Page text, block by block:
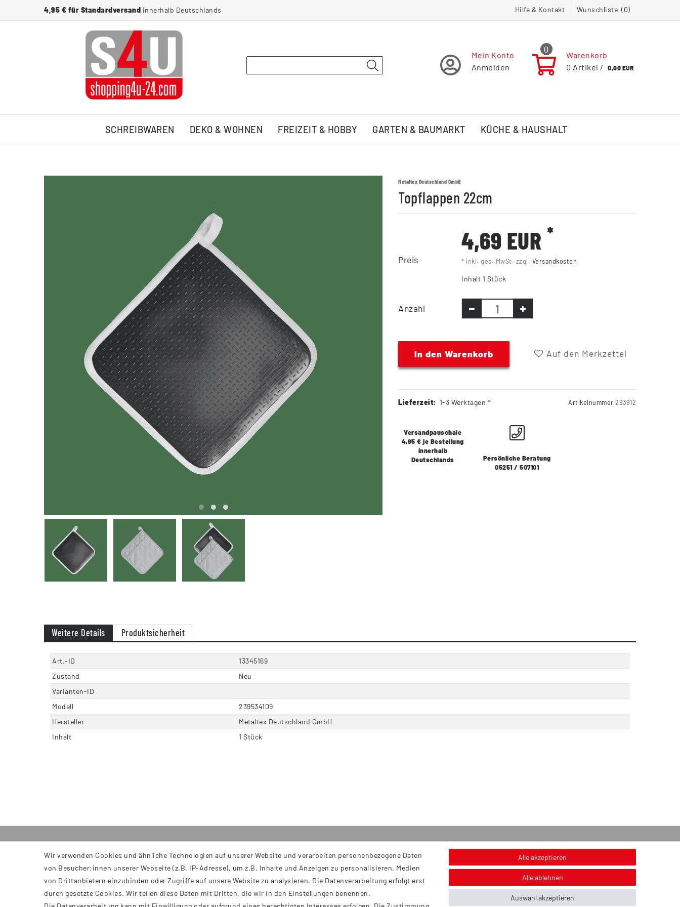
4,95 € für Standardversand innerhalb Deutschlands Hilfe & Kontakt Wunschliste (0)
Mein Konto
Anmelden
0
Warenkorb
0 Artikel / 0,00 EUR
SCHREIBWAREN DEKO & WOHNEN FREIZEIT & HOBBY GARTEN & BAUMARKT KÜCHE & HAUSHALT
Metaltex Deutschland GmbH
Topflappen 22cm
Preis
4,69 EUR *
* inkl. ges. MwSt. zzgl. Versandkosten
Inhalt 1 Stück
Anzahl
In den Warenkorb Auf den Merkzettel
Lieferzeit: 1-3 Werktagen * Artikelnummer 293912
Versandpauschale
4,95 € je Bestellung
innerhalb
Deutschlands
Persönliche Beratung
05251 / 507101
Weitere Details Produktsicherheit
Art.-ID
13345169
Zustand
Neu
Varianten-ID
Modell
239534109
Hersteller
Metaltex Deutschland GmbH
Inhalt
1 Stück
INFORMATIONEN
AGB
Impressum
Service
Kontakt
Versand
Hinweis zur Entsorgung von Altbatterien & Altöl
Bildnachweis
Wir verwenden Cookies und ähnliche Technologien auf unserer Website und verarbeiten personenbezogene Daten
von Besucher:innen unserer Webseite (z.B. IP-Adresse), um z.B. Inhalte und Anzeigen zu personalisieren, Medien
von Drittanbietern einzubinden oder Zugriffe auf unsere Website zu analysieren. Die Datenverarbeitung erfolgt erst
durch gesetzte Cookies. Wir teilen diese Daten mit Dritten, die wir in den Einstellungen benennen.
Alle akzeptieren
Alle ablehnen
Auswahl akzeptieren